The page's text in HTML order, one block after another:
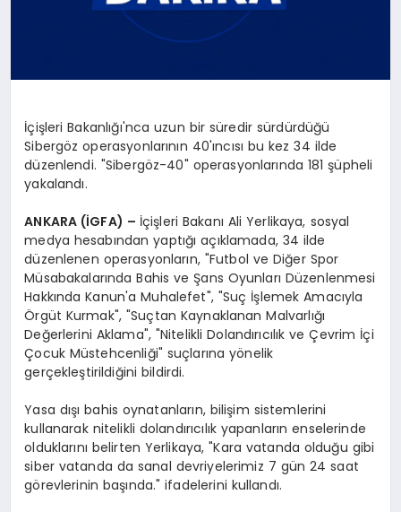
İçişleri Bakanlığı'nca uzun bir süredir sürdürdüğü
Sibergöz operasyonlarının 40'ıncısı bu kez 34 ilde
düzenlendi. "Sibergöz-40" operasyonlarında 181 şüpheli
yakalandı.
ANKARA (İGFA) – İçişleri Bakanı Ali Yerlikaya, sosyal
medya hesabından yaptığı açıklamada, 34 ilde
düzenlenen operasyonların, "Futbol ve Diğer Spor
Müsabakalarında Bahis ve Şans Oyunları Düzenlenmesi
Hakkında Kanun'a Muhalefet", "Suç İşlemek Amacıyla
Örgüt Kurmak", "Suçtan Kaynaklanan Malvarlığı
Değerlerini Aklama", "Nitelikli Dolandırıcılık ve Çevrim İçi
Çocuk Müstehcenliği" suçlarına yönelik
gerçekleştirildiğini bildirdi.
Yasa dışı bahis oynatanların, bilişim sistemlerini
kullanarak nitelikli dolandırıcılık yapanların enselerinde
olduklarını belirten Yerlikaya, "Kara vatanda olduğu gibi
siber vatanda da sanal devriyelerimiz 7 gün 24 saat
görevlerinin başında." ifadelerini kullandı.